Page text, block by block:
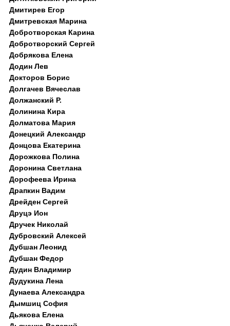
Дмитирев Егор
Дмитревская Марина
Добротворская Карина
Добротворский Сергей
Добрякова Елена
Додин Лев
Докторов Борис
Долгачев Вячеслав
Должанский Р.
Долинина Кира
Долматова Мария
Донецкий Александр
Донцова Екатерина
Дорожкова Полина
Доронина Светлана
Дорофеева Ирина
Драпкин Вадим
Дрейден Сергей
Друцэ Ион
Дручек Николай
Дубровский Алексей
Дубшан Леонид
Дубшан Федор
Дудин Владимир
Дудукина Лена
Дунаева Александра
Дымшиц София
Дьякова Елена